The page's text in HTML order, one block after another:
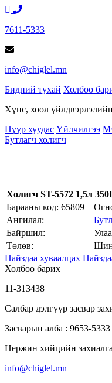
7611-5333
info@chiglel.mn
Бидний тухай Холбоо
Хүнс, хоол
Нүүр хуудас Үйлчилгээ
Бутлагч холигч
Холигч ST-5572 1,5л
Барааны код: 65809
Ангилал:
Байршил:
Төлөв:
Найздаа хуваалцах
Холбоо барих
11-313438
Салбар дэлгүүр засвар
Засварын алба : 9653-5333
Нержин хийцийн
info@chiglel.mn